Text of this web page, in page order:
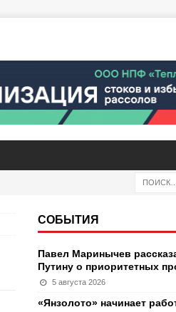
СОБЫТИЯ
Павел Маринычев
Путину о приоритетных
5 августа 2026
«Янзолото» начинает